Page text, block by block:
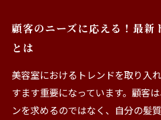
顧客のニーズに応える！最新
とは
美容室におけるトレンドを取り入
すます重要になっています。顧客
ンを求めるのではなく、自分の髪